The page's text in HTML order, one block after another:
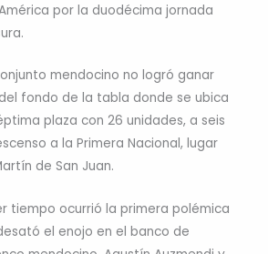
por la duodécima jornada
mendocino no logró ganar
fondo de la tabla donde se ubica
plaza con 26 unidades, a seis
a la Primera Nacional, lugar
de San Juan.
tiempo ocurrió la primera polémica
el enojo en el banco de